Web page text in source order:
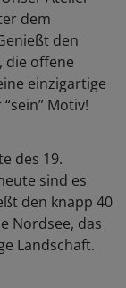
dem
den
die offene
einzigartige
Motiv!
des 19.
sind es
den knapp 40
Nordsee, das
Landschaft.